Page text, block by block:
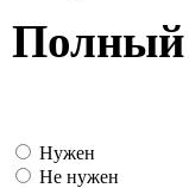
Полный
Нужен
Не нужен